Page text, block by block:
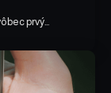
prvý…